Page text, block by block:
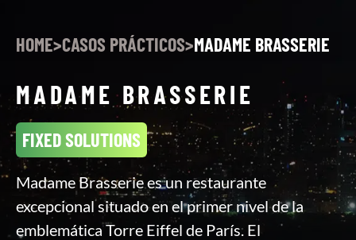
HOME>CASOS PRÁCTICOS>MADAME BRASSERIE
MADAME BRASSERIE
FIXED SOLUTIONS
Madame Brasserie es un restaurante
excepcional situado en el primer nivel de la
emblemática Torre Eiffel de París. El